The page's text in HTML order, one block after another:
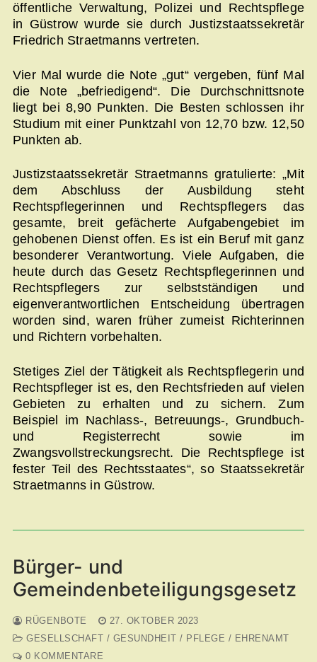
öffentliche Verwaltung, Polizei und Rechtspflege
in Güstrow wurde sie durch Justizstaatssekretär
Friedrich Straetmanns vertreten.
Vier Mal wurde die Note „gut“ vergeben, fünf Mal
die Note „befriedigend“. Die Durchschnittsnote
liegt bei 8,90 Punkten. Die Besten schlossen ihr
Studium mit einer Punktzahl von 12,70 bzw. 12,50
Punkten ab.
Justizstaatssekretär Straetmanns gratulierte: „Mit
dem Abschluss der Ausbildung steht
Rechtspflegerinnen und Rechtspflegers das
gesamte, breit gefächerte Aufgabengebiet im
gehobenen Dienst offen. Es ist ein Beruf mit ganz
besonderer Verantwortung. Viele Aufgaben, die
heute durch das Gesetz Rechtspflegerinnen und
Rechtspflegers zur selbstständigen und
eigenverantwortlichen Entscheidung übertragen
worden sind, waren früher zumeist Richterinnen
und Richtern vorbehalten.
Stetiges Ziel der Tätigkeit als Rechtspflegerin und
Rechtspfleger ist es, den Rechtsfrieden auf vielen
Gebieten zu erhalten und zu sichern. Zum
Beispiel im Nachlass-, Betreuungs-, Grundbuch-
und Registerrecht sowie im
Zwangsvollstreckungsrecht. Die Rechtspflege ist
fester Teil des Rechtsstaates“, so Staatssekretär
Straetmanns in Güstrow.
Bürger- und
Gemeindenbeteiligungsgesetz
RÜGENBOTE
27. OKTOBER 2023
GESELLSCHAFT / GESUNDHEIT / PFLEGE / EHRENAMT
0 KOMMENTARE